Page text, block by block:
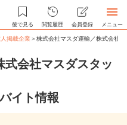
後で見る 閲覧履歴 会員登録 メニュー
掲載企業＞株式会社マスダ運輸／株式会社
式会社マスダスタッ
イト情報